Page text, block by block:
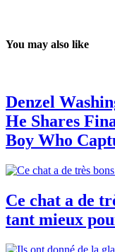
You may also like
Denzel
He Shares
Boy Who
Ce chat a de
tant mieux